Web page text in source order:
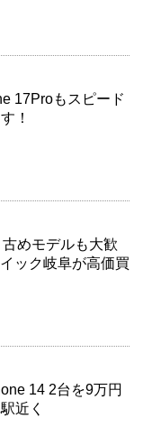
17Proもスピード
！
古めモデルも大歓
ック岐阜が高価買
14 2台を9万円
近く